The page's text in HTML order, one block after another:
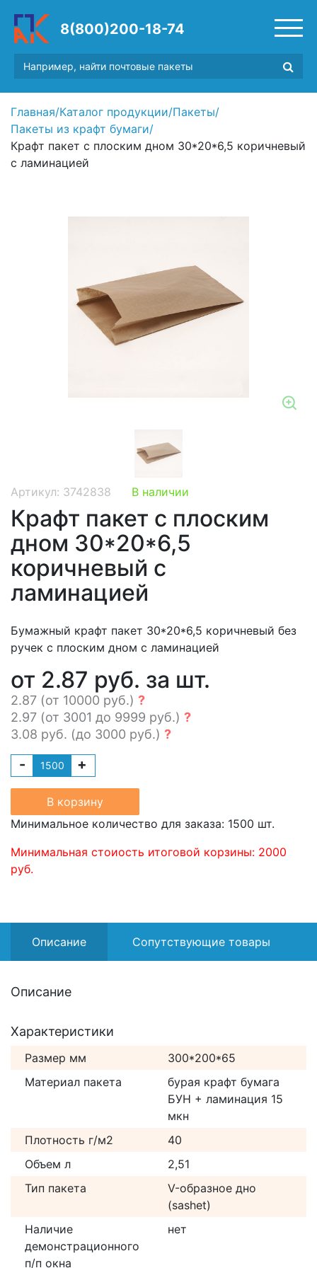
8(800)200-18-74
Главная/Каталог продукции/Пакеты/
Пакеты из крафт бумаги/
Крафт пакет с плоским дном 30*20*6,5 коричневый
с ламинацией
Артикул: 3742838 В наличии
Крафт пакет с плоским
дном 30*20*6,5
коричневый с
ламинацией
Бумажный крафт пакет 30*20*6,5 коричневый без
ручек с плоским дном с ламинацией
от 2.87 руб. за шт.
2.87 (от 10000 руб.) ?
2.97 (от 3001 до 9999 руб.) ?
3.08 руб. (до 3000 руб.) ?
- +
В корзину
Минимальное количество для заказа: 1500 шт.
Минимальная стоиость итоговой корзины: 2000
руб.
Описание Сопутствующие товары
Описание
Характеристики
Размер мм
300*200*65
Материал пакета
бурая крафт бумага
БУН + ламинация 15
мкн
Плотность г/м2
40
Объем л
2,51
Тип пакета
V-образное дно
(sashet)
Наличие
демонстрационного
п/п окна
нет